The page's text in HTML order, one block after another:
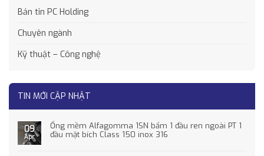
Bản tin PC Holding
Chuyên ngành
Kỹ thuật – Công nghệ
TIN MỚI CẬP NHẬT
09
Apr
Ống mềm Alfagomma 1SN bấm 1 đầu ren ngoài PT 1
đầu mặt bích Class 150 inox 316